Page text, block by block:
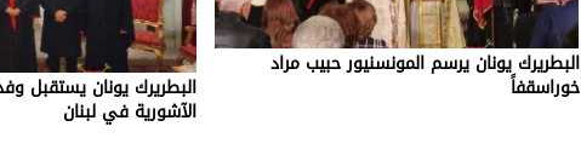
البطريرك يونان يرسم المونسنيور حبيب مراد
خوراسقفاً البطريرك يونان يستقبل
الآشورية في لبنان